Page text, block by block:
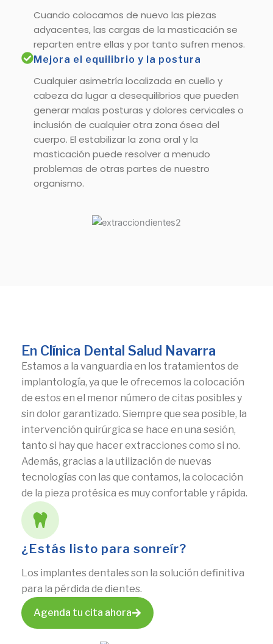
Cuando colocamos de nuevo las piezas
adyacentes, las cargas de la masticación se
reparten entre ellas y por tanto sufren menos.
Mejora el equilibrio y la postura
Cualquier asimetría localizada en cuello y
cabeza da lugar a desequilibrios que pueden
generar malas posturas y dolores cervicales o
inclusión de cualquier otra zona ósea del
cuerpo. El estabilizar la zona oral y la
masticación puede resolver a menudo
problemas de otras partes de nuestro
organismo.
En Clínica Dental Salud Navarra
Estamos a la vanguardia en los tratamientos de
implantología, ya que le ofrecemos la colocación
de estos en el menor número de citas posibles y
sin dolor garantizado. Siempre que sea posible, la
intervención quirúrgica se hace en una sesión,
tanto si hay que hacer extracciones como si no.
Además, gracias a la utilización de nuevas
tecnologías con las que contamos, la colocación
de la pieza protésica es muy confortable y rápida.
¿Estás listo para sonreír?
Los implantes dentales son la solución definitiva
para la pérdida de dientes.
Agenda tu cita ahora